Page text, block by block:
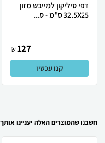
דפי סיליקון למייבש מזון
32.5X25 ס"מ - ס...
127
₪
קנו עכשיו
חשבנו שהמוצרים האלה יעניינו אותך